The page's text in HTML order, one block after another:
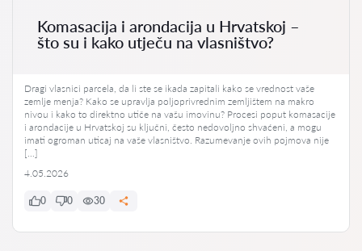
Komasacija i arondacija u Hrvatskoj –
što su i kako utječu na vlasništvo?
Dragi vlasnici parcela, da li ste se ikada zapitali kako se vrednost vaše
zemlje menja? Kako se upravlja poljoprivrednim zemljištem na makro
nivou i kako to direktno utiče na vašu imovinu? Procesi poput komasacije
i arondacije u Hrvatskoj su ključni, često nedovoljno shvaćeni, a mogu
imati ogroman uticaj na vaše vlasništvo. Razumevanje ovih pojmova nije
[…]
4.05.2026
0 0 30